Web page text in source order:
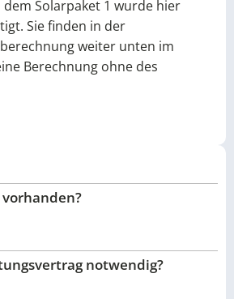
dem Solarpaket 1 wurde hier
Sie finden in der
weiter unten im
Berechnung ohne des
notwendig?